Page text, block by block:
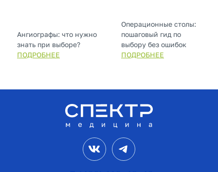
Ангиографы: что нужно
знать при выборе?
ПОДРОБНЕЕ
Операционные столы:
пошаговый гид по
выбору без ошибок
ПОДРОБНЕЕ
VK